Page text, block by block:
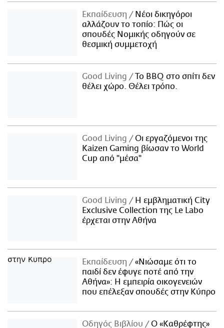
Εκπαίδευση
Νέοι δικηγόροι
αλλάζουν το τοπίο: Πώς οι
σπουδές Νομικής οδηγούν σε
θεσμική συμμετοχή
Good Living
Το BBQ στο σπίτι δεν
θέλει χώρο. Θέλει τρόπο.
Good Living
Οι εργαζόμενοι της
Kaizen Gaming βίωσαν το World
Cup από "μέσα"
Good Living
Η εμβληματική City
Exclusive Collection της Le Labo
έρχεται στην Αθήνα
Εκπαίδευση
«Νιώσαμε ότι το
παιδί δεν έφυγε ποτέ από την
Αθήνα»: Η εμπειρία οικογενειών
που επέλεξαν σπουδές στην Κύπρο
Οδηγός Βιβλίου
Ο «Καθρέφτης»